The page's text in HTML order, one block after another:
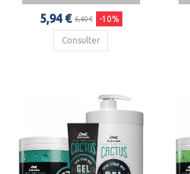
5,94 € 6,60 € -10%
Consulter